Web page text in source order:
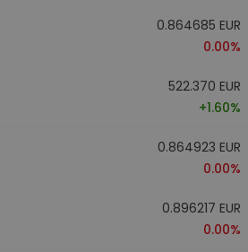
0.864685 EUR
0.00%
522.370 EUR
+1.60%
0.864923 EUR
0.00%
0.896217 EUR
0.00%